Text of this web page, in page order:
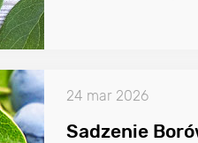
24 mar 2026
Sadzenie